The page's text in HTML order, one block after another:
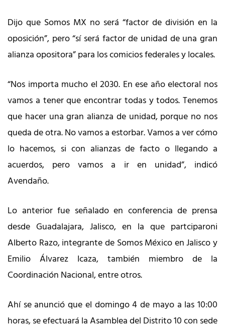
Dijo que Somos MX no será “factor de división en la
oposición”, pero “sí será factor de unidad de una gran
alianza opositora” para los comicios federales y locales.
“Nos importa mucho el 2030. En ese año electoral nos
vamos a tener que encontrar todas y todos. Tenemos
que hacer una gran alianza de unidad, porque no nos
queda de otra. No vamos a estorbar. Vamos a ver cómo
lo hacemos, si con alianzas de facto o llegando a
acuerdos, pero vamos a ir en unidad”, indicó
Avendaño.
Lo anterior fue señalado en conferencia de prensa
desde Guadalajara, Jalisco, en la que partciparoni
Alberto Razo, integrante de Somos México en Jalisco y
Emilio Álvarez Icaza, también miembro de la
Coordinación Nacional, entre otros.
Ahí se anunció que el domingo 4 de mayo a las 10:00
horas, se efectuará la Asamblea del Distrito 10 con sede